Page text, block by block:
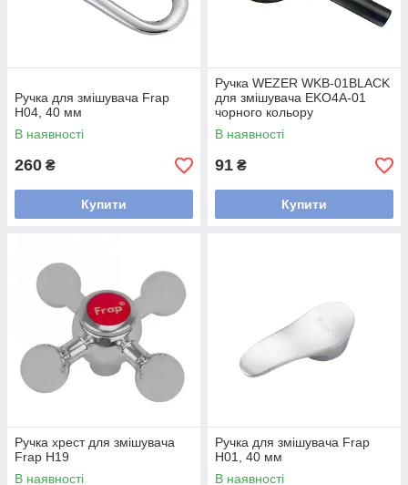
Ручка для змішувача Frap
H04, 40 мм
В наявності
260 ₴
Купити
Ручка WEZER WKB-01ВLACK
для змішувача EKO4A-01
чорного кольору
В наявності
91 ₴
Купити
Ручка хрест для змішувача
Frap H19
В наявності
Ручка для змішувача Frap
H01, 40 мм
В наявності